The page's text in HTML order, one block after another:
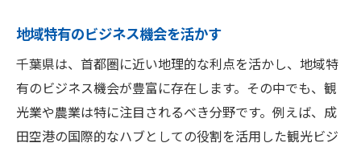
地域特有のビジネス機会を活かす
千葉県は、首都圏に近い地理的な利点を活かし、地域特
有のビジネス機会が豊富に存在します。その中でも、観
光業や農業は特に注目されるべき分野です。例えば、成
田空港の国際的なハブとしての役割を活用した観光ビジ